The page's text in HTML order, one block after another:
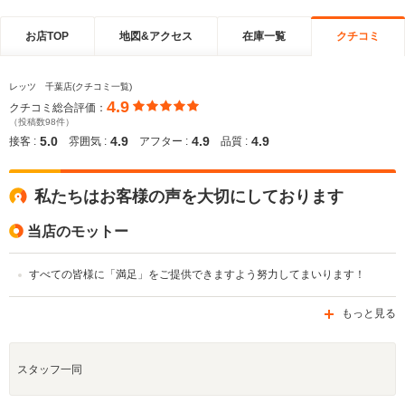
お店TOP 地図&アクセス 在庫一覧 クチコミ
レッツ 千葉店(クチコミ一覧)
クチコミ総合評価： 4.9
（投稿数98件）
接客 : 5.0 雰囲気 : 4.9 アフター : 4.9 品質 : 4.9
私たちはお客様の声を大切にしております
当店のモットー
すべての皆様に「満足」をご提供できますよう努力してまいります！
もっと見る
スタッフ一同